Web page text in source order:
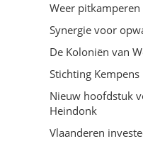
Weer
Synergie voor
De Koloniën van
Stichting
Nieuw hoofdstuk
Heindonk
Vlaanderen